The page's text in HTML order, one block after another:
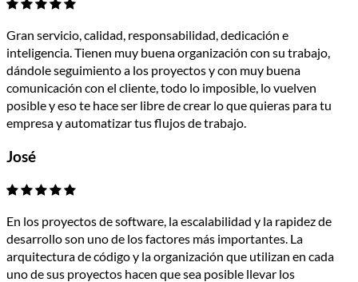
Gran servicio, calidad, responsabilidad, dedicación e
inteligencia. Tienen muy buena organización con su trabajo,
dándole seguimiento a los proyectos y con muy buena
comunicación con el cliente, todo lo imposible, lo vuelven
posible y eso te hace ser libre de crear lo que quieras para tu
empresa y automatizar tus flujos de trabajo.
José
En los proyectos de software, la escalabilidad y la rapidez de
desarrollo son uno de los factores más importantes. La
arquitectura de código y la organización que utilizan en cada
uno de sus proyectos hacen que sea posible llevar los